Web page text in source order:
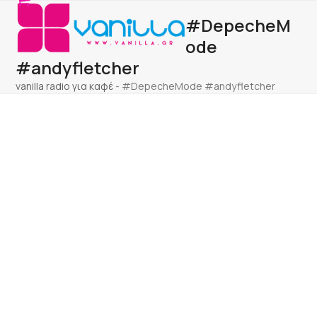
Skip
content
Open
mobile
menu
Close
mobile
menu
#DepecheM
ode
#andyfletcher
vanilla radio για καφέ - #DepecheMode #andyfletcher